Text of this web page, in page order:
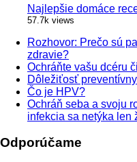
Najlepšie domáce
57.7k views
Rozhovor: Prečo sú
zdravie?
Ochráňte vašu dcéru
Dôležiťosť
Čo je HPV?
Ochráň seba a svoju
infekcia sa netýka len
Odporúčame